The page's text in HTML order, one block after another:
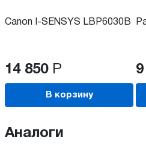
Canon I-SENSYS LBP6030B
14 850 Р
В корзину
Аналоги